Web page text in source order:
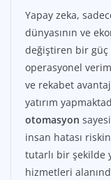
Yapay zeka,
dünyasının ve
değiştiren bir güç
operasyonel
ve rekabet
yatırım
otomasyon
insan hatası
tutarlı bir şekilde
hizmetleri